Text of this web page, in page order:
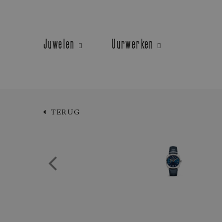
Juwelen Uurwerken
TERUG